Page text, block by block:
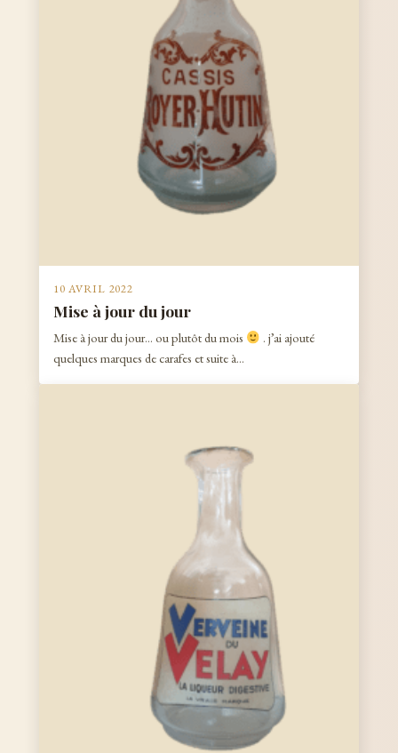
10 AVRIL 2022
Mise à jour du jour
Mise à jour du jour… ou plutôt du mois
. j’ai ajouté
quelques marques de carafes et suite à…